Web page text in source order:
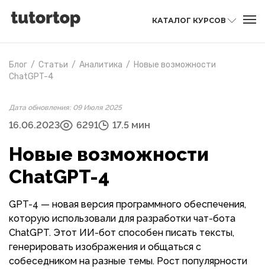
КАТАЛОГ КУРСОВ
Блог / Статьи / Аналитика / Новые возможности
ChatGPT-4
Дата обновления: 09 Июля 2025
16.06.2023 6291 17.5 мин
Новые возможности
ChatGPT-4
GPT-4 — новая версия программного обеспечения,
которую использовали для разработки чат-бота
ChatGPT. Этот ИИ-бот способен писать тексты,
генерировать изображения и общаться с
собеседником на разные темы. Рост популярности